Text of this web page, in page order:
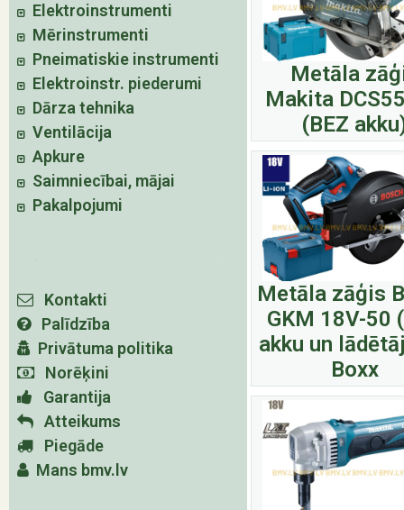
Elektroinstrumenti
Mērinstrumenti
Pneimatiskie instrumenti
Elektroinstr. piederumi
Dārza tehnika
Ventilācija
Apkure
Saimniecībai, mājai
Pakalpojumi
Kontakti
Palīdzība
Privātuma politika
Norēķini
Garantija
Atteikums
Piegāde
Mans bmv.lv
Metāla
Makita
(BEZ
Metāla zāģis
GKM 18V-50
akku un
Boxx